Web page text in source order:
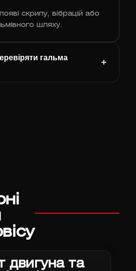
скрипу, вібрацій або
шляху.
гальма
двигуна та